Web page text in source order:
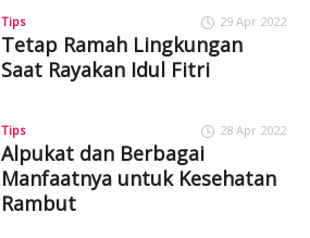
Tips 29 Apr 2022
Tetap Ramah Lingkungan
Saat Rayakan Idul Fitri
Tips 28 Apr 2022
Alpukat dan Berbagai
Manfaatnya untuk Kesehatan
Rambut